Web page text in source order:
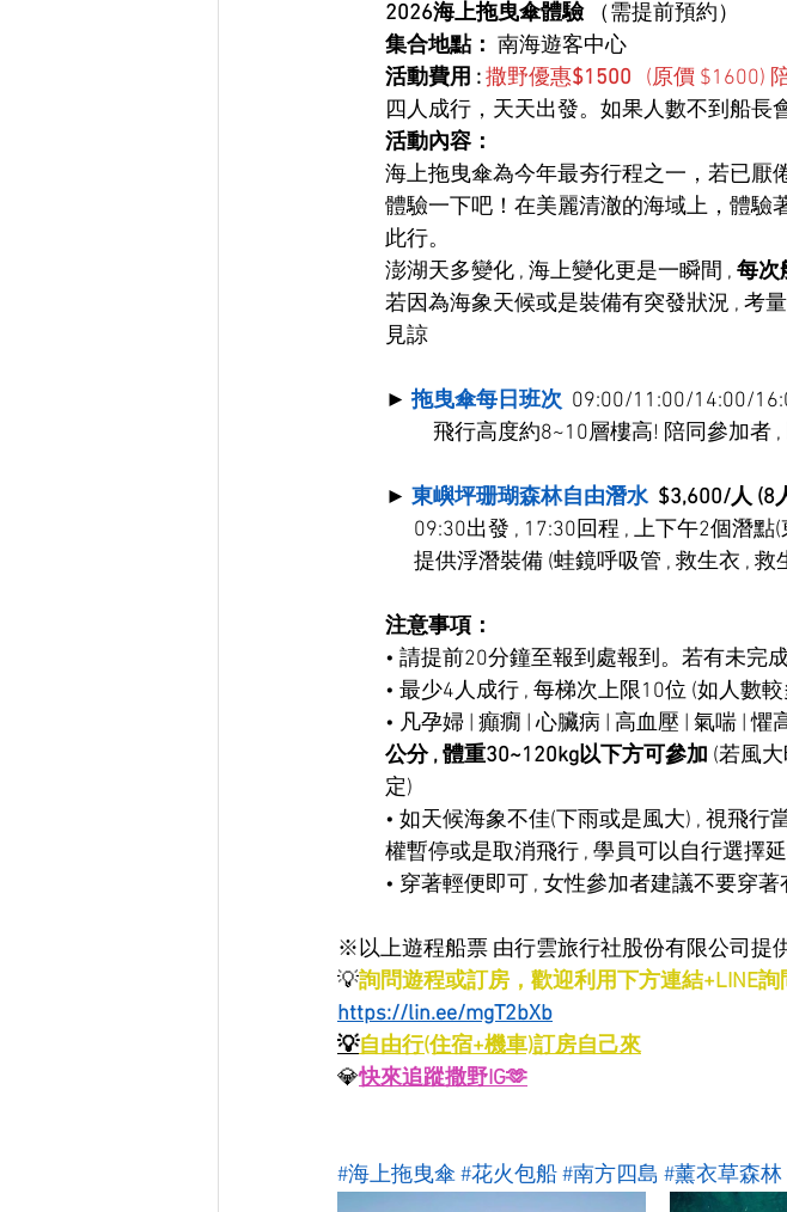
2026海上拖曳傘體驗
（需提前預約）
集合地點： 南海遊客中心
活動費用 :撒野優惠$1500 (原價 $1600)
四⼈成⾏，天天出發。如果⼈數不到船長
活動內容：
海上拖曳傘為今年最夯行程之一，若已厭
體驗一下吧！在美麗清澈的海域上，體驗
此行。
澎湖天多變化 , 海上變化更是一瞬間 , 每次
若因為海象天候或是裝備有突發狀況 , 考
見諒
► 拖曳傘每日班次
09:00/11:00/14:00/
飛行高度約8~10層樓高! 陪同參加者
► 東嶼坪珊瑚森林自由潛水 $3,600/人 (8
09:30出發 , 17:30回程 , 上下午2個潛
提供浮潛裝備 (蛙鏡呼吸管 , 救生衣 , 救
注意事項：
• 請提前20分鐘至報到處報到。若有未完
• 最少4人成行 , 每梯次上限10位 (如人數
• 凡孕婦 | 癲癇 | 心臟病 | 高血壓 | 氣喘 |
公分 , 體重30~120kg以下方可參加 (若風
定)
• 如天候海象不佳(下雨或是風大) , 視飛行
權暫停或是取消飛行 , 學員可以自行選擇
• 穿著輕便即可 , 女性參加者建議不要穿著
※以上遊程船票 由行雲旅行社股份有限公司提
💡詢問遊程或訂房，歡迎利用下方連結+LINE詢
https://lin.ee/mgT2bXb
💡自由行(住宿+機車)訂房自己來
💎快來追蹤撒野IG🫶
#海上拖曳傘#花火包船#南方四島 #薰衣草森林